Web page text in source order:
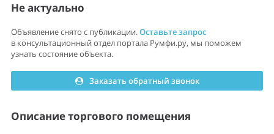
Не актуально
Объявление снято с публикации.Оставьте запрос
в консультационный отдел портала Румфи.ру, мы поможем
узнать состояние объекта.
Заказать обратный звонок
Описание торгового помещения